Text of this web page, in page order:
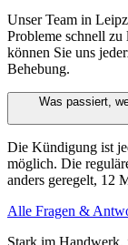
Unser Team in
Probleme schnell zu
können Sie uns
Behebung.
Was passiert,
Die Kündigung ist
möglich. Die
anders geregelt, 12
Alle Fragen &